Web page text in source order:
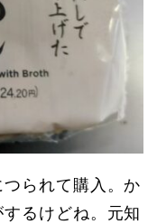
られて購入。か
るけどね。元知